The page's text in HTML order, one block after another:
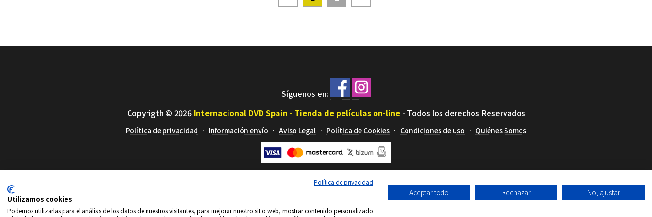
Síguenos en:
Copyrigth © 2026 Internacional DVD Spain - Tienda de películas on-line - Todos los derechos Reservados
Política de privacidad Información envío Aviso Legal Política de Cookies Condiciones de uso Quiénes Somos
Política de privacidad
Utilizamos cookies
Podemos utilizarlas para el análisis de los datos de nuestros visitantes, para mejorar nuestro sitio web, mostrar contenido personalizado
Aceptar todo Rechazar No, ajustar